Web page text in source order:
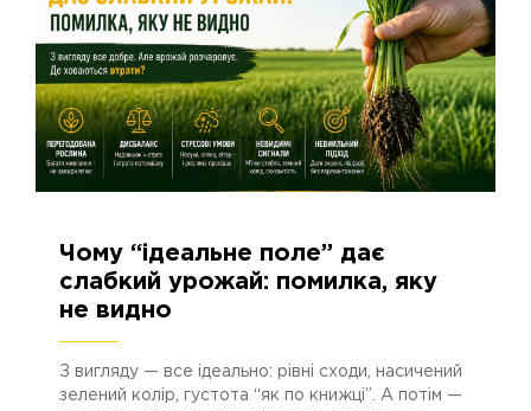
438 04.05.2026
Чому “ідеальне поле” дає
слабкий урожай: помилка, яку
не видно
З вигляду — все ідеально: рівні сходи, насичений
зелений колір, густота “як по книжці”. А потім —